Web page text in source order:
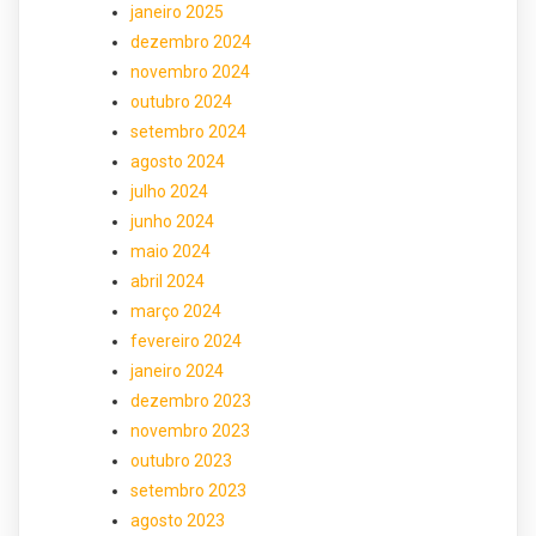
janeiro 2025
dezembro 2024
novembro 2024
outubro 2024
setembro 2024
agosto 2024
julho 2024
junho 2024
maio 2024
abril 2024
março 2024
fevereiro 2024
janeiro 2024
dezembro 2023
novembro 2023
outubro 2023
setembro 2023
agosto 2023